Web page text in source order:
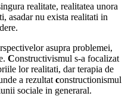
realitate, realitatea unora
asadar nu exista realitati in
asupra problemei,
Constructivismul s-a focalizat
lor realitati, dar terapia de
a rezultat constructionismul
sociale in generaral.